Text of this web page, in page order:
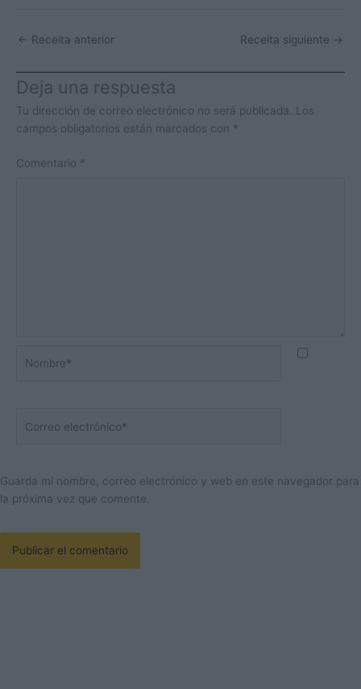
← Receita anterior Receita siguiente →
Deja una respuesta
Tu dirección de correo electrónico no será publicada.
Los
campos obligatorios están marcados con *
Comentario *
electrónico*
Guarda mi nombre, correo electrónico y web en este navegador para
la próxima vez que comente.